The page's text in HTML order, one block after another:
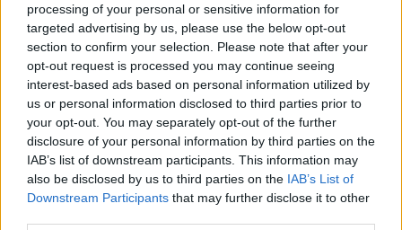
processing of your personal or sensitive information for
targeted advertising by us, please use the below opt-out
section to confirm your selection. Please note that after your
opt-out request is processed you may continue seeing
interest-based ads based on personal information utilized by
us or personal information disclosed to third parties prior to
your opt-out. You may separately opt-out of the further
disclosure of your personal information by third parties on the
IAB’s list of downstream participants. This information may
also be disclosed by us to third parties on the IAB’s List of
Downstream Participants that may further disclose it to other
De nombreuses familles cherchent une aide régulière
ou ponctuelle pour l’entretien du domicile. Pour
optimiser votre temps et vos produits, inspirez-vous
de cetteroutine ménage produits maison afin de
proposer un service à la fois économique et
écologique.
14. Devenir client mystère